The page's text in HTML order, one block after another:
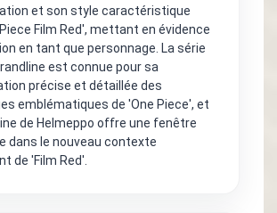
et son style caractéristique
Film Red', mettant en évidence
en tant que personnage. La série
est connue pour sa
précise et détaillée des
emblématiques de 'One Piece', et
de Helmeppo offre une fenêtre
dans le nouveau contexte
de 'Film Red'.